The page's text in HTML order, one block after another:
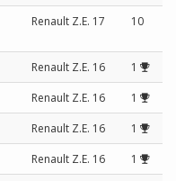
Renault Z.E. 17 10
Renault Z.E. 16
1
Renault Z.E. 16
1
Renault Z.E. 16
1
Renault Z.E. 16
1